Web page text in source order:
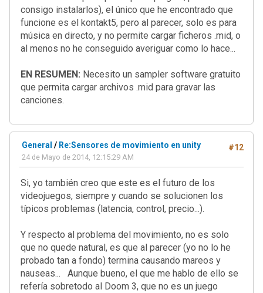
consigo instalarlos), el único que he encontrado que
funcione es el kontakt5, pero al parecer, solo es para
música en directo, y no permite cargar ficheros .mid, o
al menos no he conseguido averiguar como lo hace...
EN RESUMEN: Necesito un sampler software gratuito
que permita cargar archivos .mid para gravar las
canciones.
#12
General / Re:Sensores de movimiento en unity
24 de Mayo de 2014, 12:15:29 AM
Si, yo también creo que este es el futuro de los
videojuegos, siempre y cuando se solucionen los
típicos problemas (latencia, control, precio...).
Y respecto al problema del movimiento, no es solo
que no quede natural, es que al parecer (yo no lo he
probado tan a fondo) termina causando mareos y
nauseas... Aunque bueno, el que me hablo de ello se
refería sobretodo al Doom 3, que no es un juego